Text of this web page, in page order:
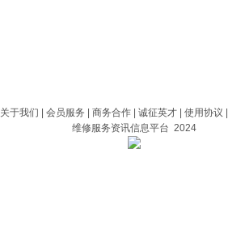
关于我们 会员服务 商务合作| 诚征英才| 使用协议
维修服务资讯信息平台 2024